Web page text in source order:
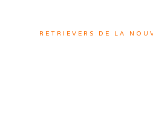
RETRIEVERS DE LA